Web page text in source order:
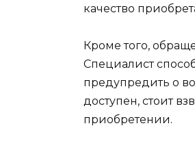
качество
Кроме того,
Специалист
предупредить о
доступен, стоит
приобретении.